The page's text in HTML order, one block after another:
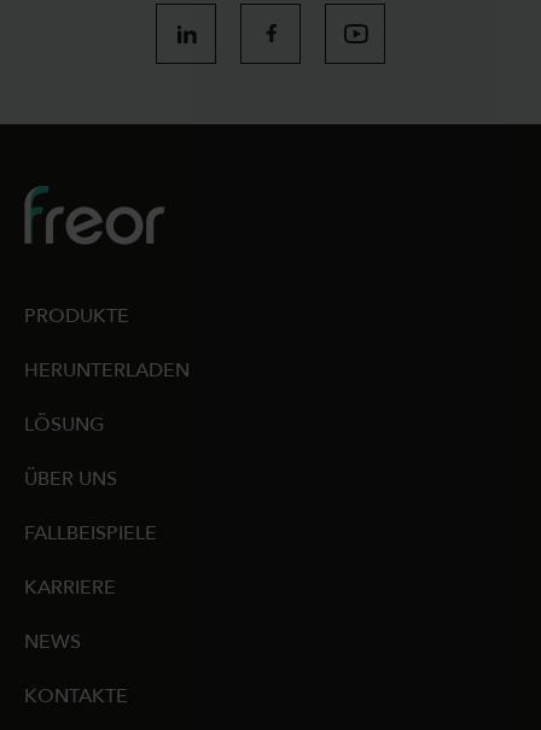
PRODUKTE
HERUNTERLADEN
LÖSUNG
ÜBER UNS
FALLBEISPIELE
KARRIERE
NEWS
KONTAKTE